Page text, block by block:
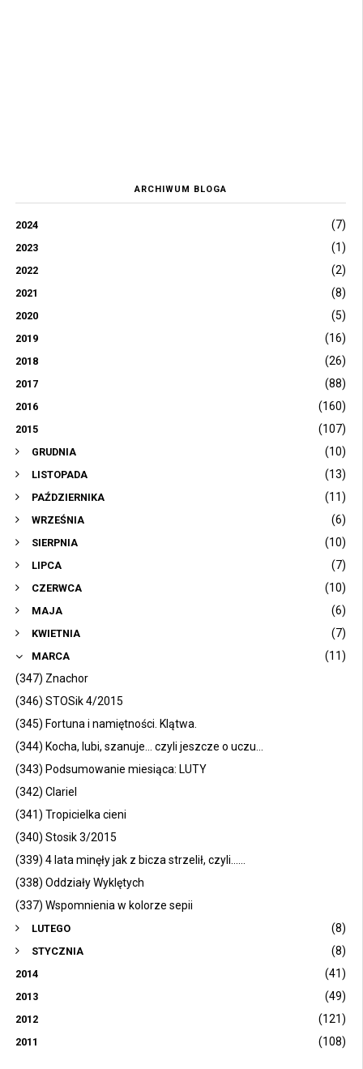
ARCHIWUM BLOGA
2024 (7)
2023 (1)
2022 (2)
2021 (8)
2020 (5)
2019 (16)
2018 (26)
2017 (88)
2016 (160)
2015 (107)
GRUDNIA (10)
LISTOPADA (13)
PAŹDZIERNIKA (11)
WRZEŚNIA (6)
SIERPNIA (10)
LIPCA (7)
CZERWCA (10)
MAJA (6)
KWIETNIA (7)
MARCA
(11)
(347) Znachor
(346) STOSik 4/2015
(345) Fortuna i namiętności. Klątwa.
(344) Kocha, lubi, szanuje... czyli jeszcze o uczu...
(343) Podsumowanie miesiąca: LUTY
(342) Clariel
(341) Tropicielka cieni
(340) Stosik 3/2015
(339) 4 lata minęły jak z bicza strzelił, czyli......
(338) Oddziały Wyklętych
(337) Wspomnienia w kolorze sepii
LUTEGO (8)
STYCZNIA (8)
2014 (41)
2013 (49)
2012 (121)
2011 (108)